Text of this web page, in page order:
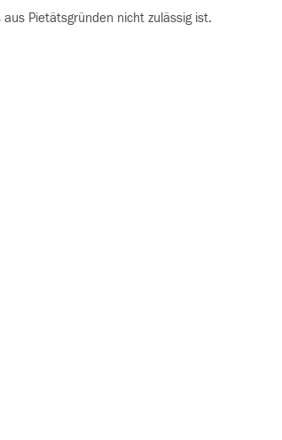
Pietätsgründen nicht zulässig ist.